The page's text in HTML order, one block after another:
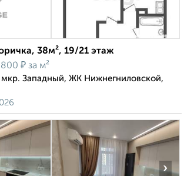
38м², 19/21 этаж
800 ₽ за м²
Западный, ЖК Нижнегниловской,
›